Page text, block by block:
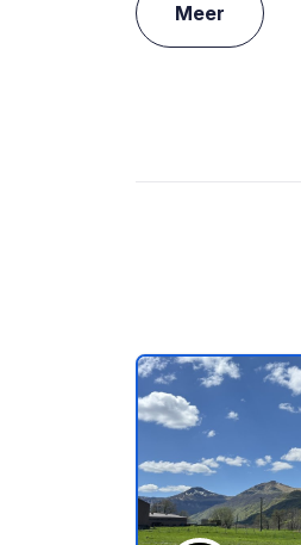
Meer